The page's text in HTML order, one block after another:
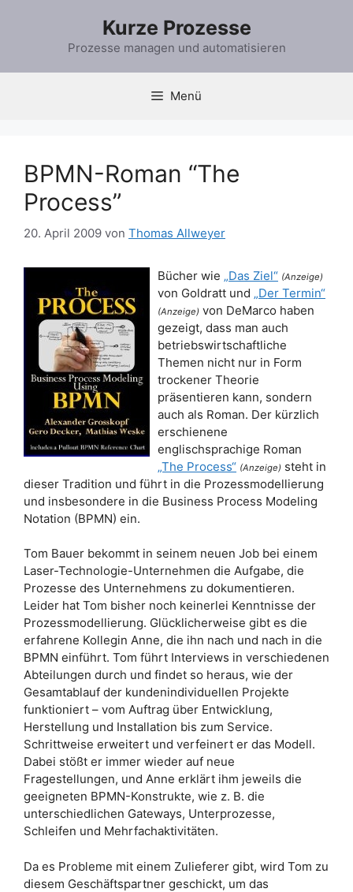
Kurze Prozesse
Prozesse managen und automatisieren
Menü
BPMN-Roman “The
Process”
20. April 2009 von Thomas Allweyer
Bücher wie „Das Ziel“ (Anzeige)
von Goldratt und „Der Termin“
(Anzeige) von DeMarco haben
gezeigt, dass man auch
betriebswirtschaftliche
Themen nicht nur in Form
trockener Theorie
präsentieren kann, sondern
auch als Roman. Der kürzlich
erschienene
englischsprachige Roman
„The Process“ (Anzeige) steht in
dieser Tradition und führt in die Prozessmodellierung
und insbesondere in die Business Process Modeling
Notation (BPMN) ein.
Tom Bauer bekommt in seinem neuen Job bei einem
Laser-Technologie-Unternehmen die Aufgabe, die
Prozesse des Unternehmens zu dokumentieren.
Leider hat Tom bisher noch keinerlei Kenntnisse der
Prozessmodellierung. Glücklicherweise gibt es die
erfahrene Kollegin Anne, die ihn nach und nach in die
BPMN einführt. Tom führt Interviews in verschiedenen
Abteilungen durch und findet so heraus, wie der
Gesamtablauf der kundenindividuellen Projekte
funktioniert – vom Auftrag über Entwicklung,
Herstellung und Installation bis zum Service.
Schrittweise erweitert und verfeinert er das Modell.
Dabei stößt er immer wieder auf neue
Fragestellungen, und Anne erklärt ihm jeweils die
geeigneten BPMN-Konstrukte, wie z. B. die
unterschiedlichen Gateways, Unterprozesse,
Schleifen und Mehrfachaktivitäten.
Da es Probleme mit einem Zulieferer gibt, wird Tom zu
diesem Geschäftspartner geschickt, um das